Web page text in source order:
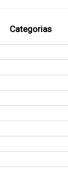
Categorias